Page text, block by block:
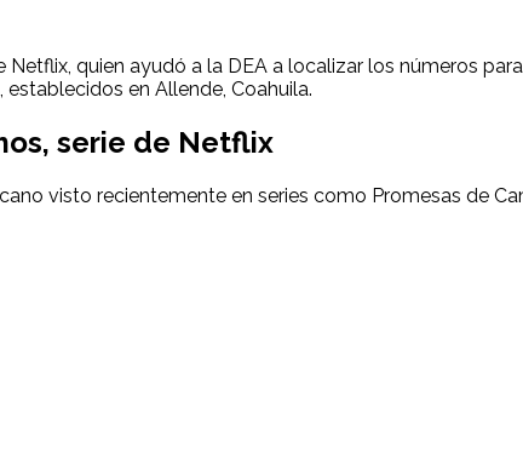
Netflix, quien ayudó a la DEA a localizar los números
en Allende, Coahuila.
serie de Netflix
visto recientemente en series como Promesas de